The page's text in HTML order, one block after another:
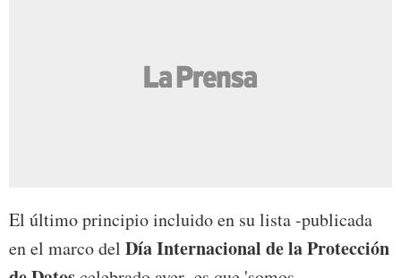
El último principio incluido en su lista -publicada
en el marco del Día Internacional de la Protección